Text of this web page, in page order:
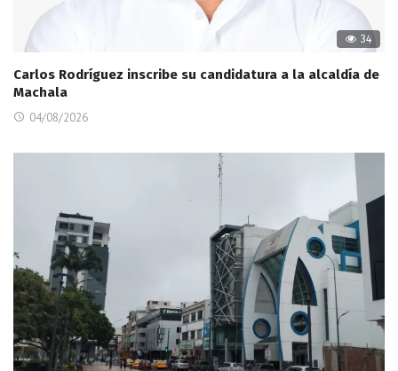
34
Carlos Rodríguez inscribe su candidatura a la alcaldía de
Machala
04/08/2026